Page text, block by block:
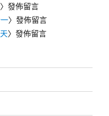
〉發佈留言
〉發佈留言
〉發佈留言